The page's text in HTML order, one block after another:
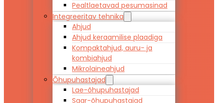
Pealtlaetavad pesumasinad
Integreeritav tehnika
Ahjud
Ahjud keraamilise plaadiga
Kompaktahjud, auru- ja
kombiahjud
Mikrolaineahjud
Õhupuhastajad
Lae-õhupuhastajad
Saar-õhupuhastajad